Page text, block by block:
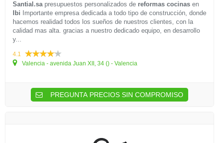
Santial.sapresupuestos personalizados de reformas cocinas en
Ibi Importante empresa dedicada a todo tipo de construcción, donde
hacemos realidad todos los sueños de nuestros clientes, con la
calidad mas alta. gracias a nuestro dedicado equipo, en desarrollo
y...
4.1
Valencia - avenida Juan XII, 34 () - Valencia
PREGUNTA PRECIOS SIN COMPROMISO